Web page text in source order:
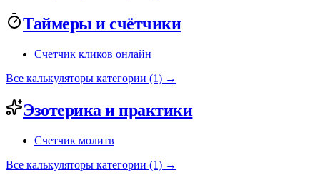
Таймеры и счётчики
Счетчик кликов онлайн
Все калькуляторы категории (1) →
Эзотерика и практики
Счетчик молитв
Все калькуляторы категории (1) →